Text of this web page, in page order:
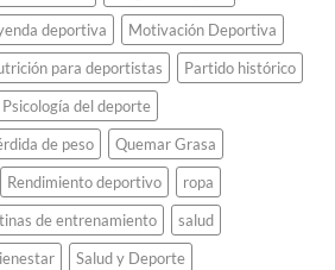
deportiva
Motivación Deportiva
para deportistas
Partido histórico
Psicología del deporte
de peso
Quemar Grasa
Rendimiento deportivo
ropa
de entrenamiento
salud
Salud y Deporte